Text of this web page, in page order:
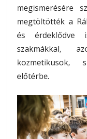
megismerésére
megtöltötték a
és érdeklődve
szakmákkal,
kozmetikusok,
előtérbe.